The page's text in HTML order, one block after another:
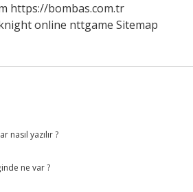
https://bombas.com.tr
online nttgame Sitemap
yazılır ?
ne var ?